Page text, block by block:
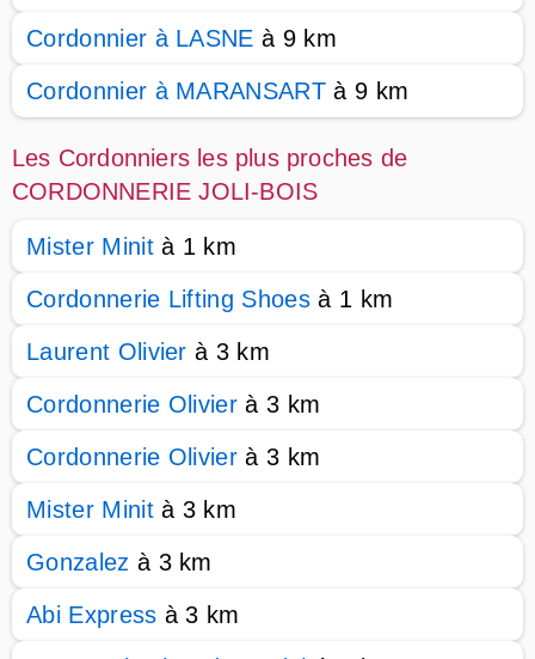
Cordonnier à LASNE à 9 km
Cordonnier à MARANSART à 9 km
Les Cordonniers les plus proches de
CORDONNERIE JOLI-BOIS
Mister Minità 1 km
Cordonnerie Lifting Shoes à 1 km
Laurent Olivier à 3 km
Cordonnerie Olivier à 3 km
Cordonnerie Olivier à 3 km
Mister Minità 3 km
Gonzalez à 3 km
Abi Express à 3 km